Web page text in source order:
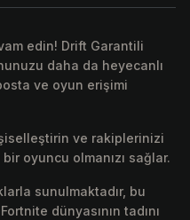
edin! Drift Garantili
daha da heyecanlı
ve oyun erişimi
ve rakiplerinizi
oyuncu olmanızı sağlar.
sunulmaktadır, bu
dünyasının tadını